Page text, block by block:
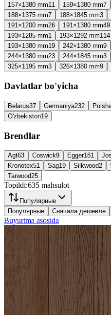
157×1380 mm11 159×1380 mm7
188×1375 mm7 188×1845 mm3
191×1200 mm26 191×1380 mm49
193×1285 mm1 193×1292 mm114
193×1380 mm19 242×1380 mm9
244×1380 mm23 244×1845 mm3
325×1195 mm3 326×1380 mm9
Davlatlar bo'yicha
Belarus37 Germaniya232
O'zbekiston19
Brendlar
Agt63 Coswick9 Egger181
Kronotex51 Sag19 Silkwood2
Tarwood25
Topildi:635 mahsulot
Популярные
Популярные
Сначала дешевле
Buyurtma asosida